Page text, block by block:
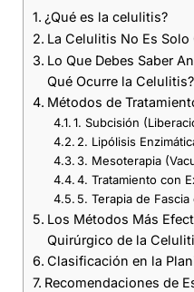
¿Qué es la celulitis?
La Celulitis No Es
Lo Que Debes Saber
Qué Ocurre la Celulitis?
Métodos de
1. Subcisión
2. Lipólisis
3. Mesoterapia
4. Tratamiento con
5. Terapia de
Los Métodos Más
Quirúrgico de la
Clasificación en la
Recomendaciones de